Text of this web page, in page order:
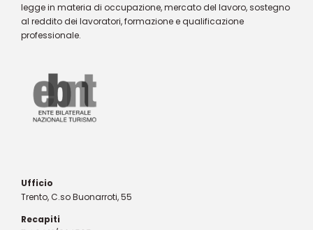
legge in materia di occupazione, mercato del lavoro, sostegno
al reddito dei lavoratori, formazione e qualificazione
professionale.
Ufficio
Trento, C.so Buonarroti, 55
Recapiti